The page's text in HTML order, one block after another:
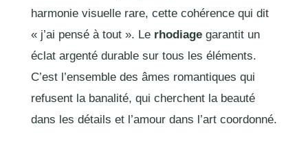
harmonie visuelle rare, cette cohérence qui dit
« j’ai pensé à tout ». Le rhodiagegarantit un
éclat argenté durable sur tous les éléments.
C’est l’ensemble des âmes romantiques qui
refusent la banalité, qui cherchent la beauté
dans les détails et l’amour dans l’art coordonné.